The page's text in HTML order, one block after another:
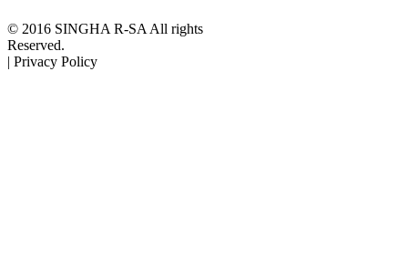
© 2016 SINGHA R-SA All rights
Reserved.
| Privacy Policy